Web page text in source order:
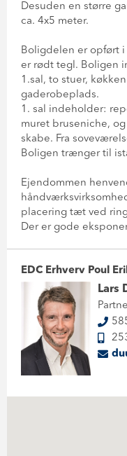
Desuden en større
ca. 4x5 meter.
Boligdelen er opført
er rødt tegl. Boligen
1.sal, to stuer,
gaderobeplads.
1. sal indeholder:
muret bruseniche,
skabe. Fra
Boligen trænger til
Ejendommen
placering tæt ved
Der er gode
EDC Erhverv Poul
Lars